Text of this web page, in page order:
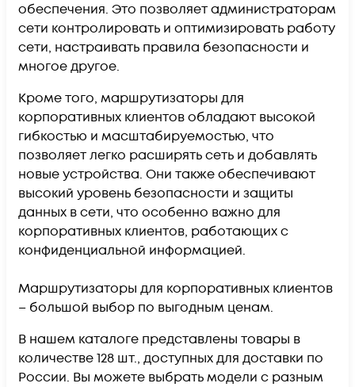
обеспечения. Это позволяет администраторам
сети контролировать и оптимизировать работу
сети, настраивать правила безопасности и
многое другое.
Кроме того, маршрутизаторы для
корпоративных клиентов обладают высокой
гибкостью и масштабируемостью, что
позволяет легко расширять сеть и добавлять
новые устройства. Они также обеспечивают
высокий уровень безопасности и защиты
данных в сети, что особенно важно для
корпоративных клиентов, работающих с
конфиденциальной информацией.
Маршрутизаторы для корпоративных клиентов
– большой выбор по выгодным ценам.
В нашем каталоге представлены товары в
количестве 128 шт., доступных для доставки по
России. Вы можете выбрать модели с разным